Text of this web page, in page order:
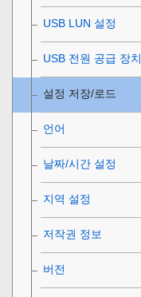
USB LUN 설정
USB 전원 공급 장치
설정 저장/로드
언어
날짜/시간 설정
지역 설정
저작권 정보
버전